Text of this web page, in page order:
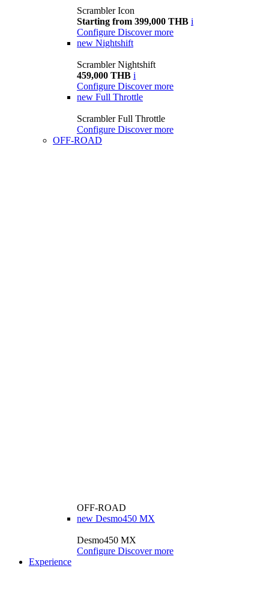
Scrambler Icon
Starting from 399,000 THB i
Configure Discover more
new Nightshift
Scrambler Nightshift
459,000 THB i
Configure Discover more
new Full Throttle
Scrambler Full Throttle
Configure Discover more
OFF-ROAD
OFF-ROAD
new Desmo450 MX
Desmo450 MX
Configure Discover more
Experience